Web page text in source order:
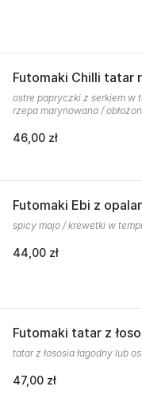
Futomaki Chilli tatar
ostre papryczki z serkiem w
rzepa marynowana /
46,00 zł
Futomaki Ebi z
spicy majo / krewetki w
44,00 zł
Futomaki tatar z
tatar z łososia łagodny lub
47,00 zł